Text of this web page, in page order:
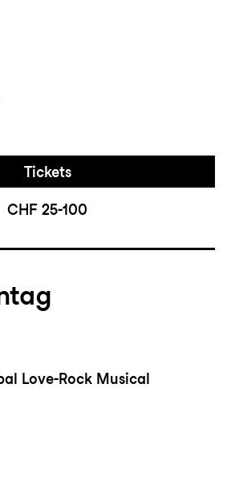
Tickets
CHF 25-100
Love-Rock Musical